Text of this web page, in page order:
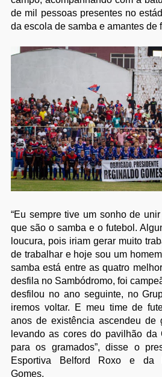
de mil pessoas presentes no
da escola de samba e amantes de
“Eu sempre tive um sonho de
que são o samba e o futebol.
loucura, pois iriam gerar muito
de trabalhar e hoje sou um
samba está entre as quatro
desfila no Sambódromo, foi
desfilou no ano seguinte, no
iremos voltar. E meu time de
anos de existência ascendeu de
levando as cores do pavilhão da
para os gramados”, disse o
Esportiva Belford Roxo e da
Gomes.